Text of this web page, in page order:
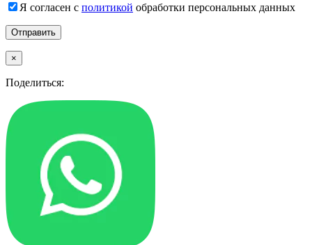
Я согласен с политикой обработки персональных данных
×
Поделиться: